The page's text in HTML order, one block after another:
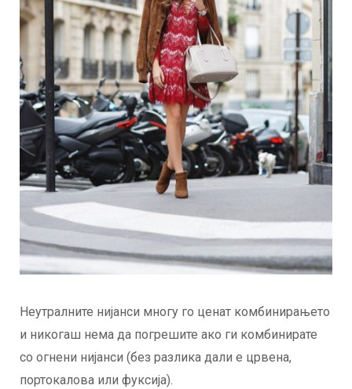
Неутралните нијанси многу го ценат комбинирањето
и никогаш нема да погрешите ако ги комбинирате
со огнени нијанси (без разлика дали е црвена,
портокалова или фуксија).